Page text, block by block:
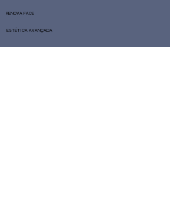
RENOVA FACE
ESTÉTICA AVANÇADA